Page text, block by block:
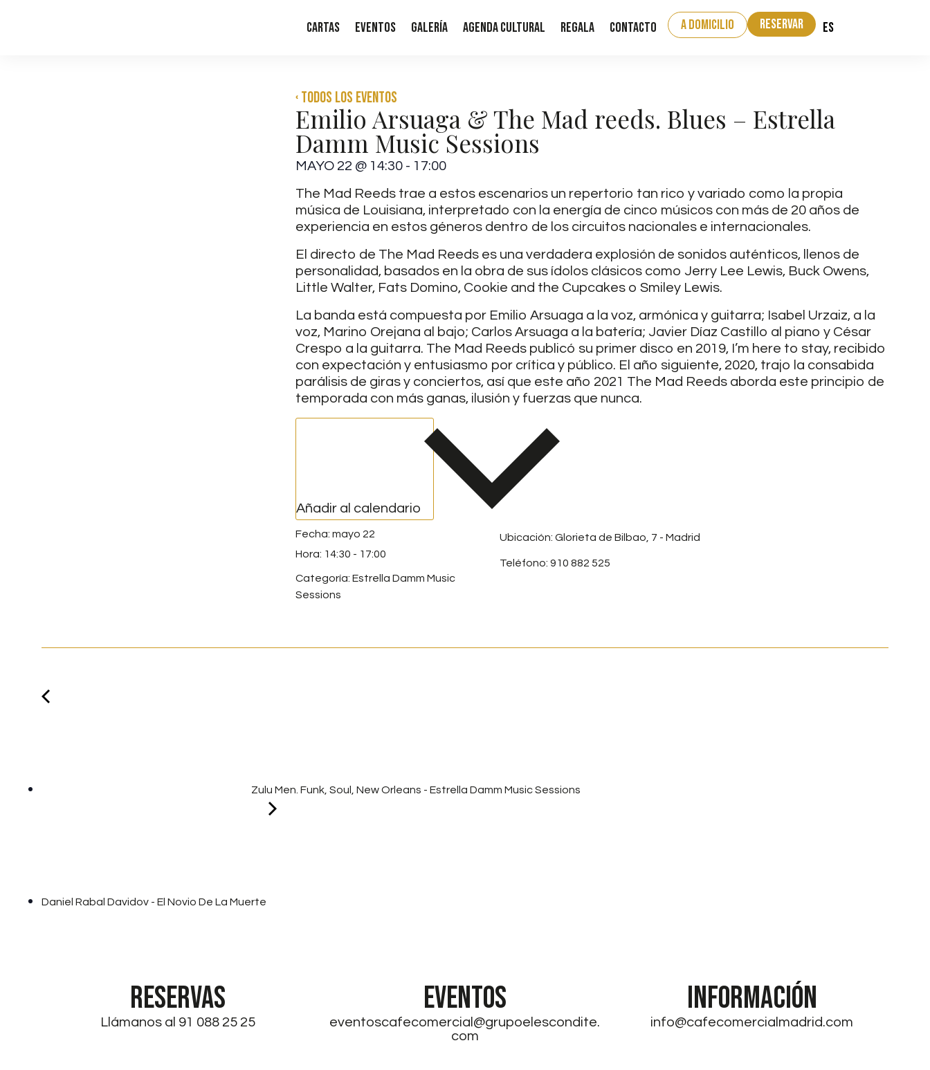
Cartas Eventos Galería Agenda Cultural Regala Contacto a domicilio Reservar ES
‹ Todos los eventos
Emilio Arsuaga & The Mad reeds. Blues – Estrella
Damm Music Sessions
MAYO 22 @ 14:30 - 17:00
The Mad Reeds trae a estos escenarios un repertorio tan rico y variado como la propia
música de Louisiana, interpretado con la energía de cinco músicos con más de 20 años de
experiencia en estos géneros dentro de los circuitos nacionales e internacionales.
El directo de The Mad Reeds es una verdadera explosión de sonidos auténticos, llenos de
personalidad, basados en la obra de sus ídolos clásicos como Jerry Lee Lewis, Buck Owens,
Little Walter, Fats Domino, Cookie and the Cupcakes o Smiley Lewis.
La banda está compuesta por Emilio Arsuaga a la voz, armónica y guitarra; Isabel Urzaiz, a la
voz, Marino Orejana al bajo; Carlos Arsuaga a la batería; Javier Díaz Castillo al piano y César
Crespo a la guitarra. The Mad Reeds publicó su primer disco en 2019, I’m here to stay, recibido
con expectación y entusiasmo por crítica y público. El año siguiente, 2020, trajo la consabida
parálisis de giras y conciertos, así que este año 2021 The Mad Reeds aborda este principio de
temporada con más ganas, ilusión y fuerzas que nunca.
Añadir al calendario
mayo 22
14:30 - 17:00
Categoría:Estrella Damm Music
Sessions
Ubicación: Glorieta de Bilbao, 7 - Madrid
Teléfono: 910 882 525
Zulu Men. Funk, Soul, New Orleans - Estrella Damm Music Sessions
Daniel Rabal Davidov - El Novio De La Muerte
RESERVAS
Llámanos al 91 088 25 25
EVENTOS
eventoscafecomercial@grupoelescondite.
com
INFORMACIÓN
info@cafecomercialmadrid.com